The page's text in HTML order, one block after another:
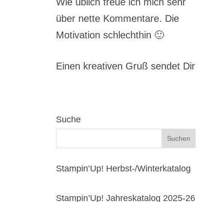
über nette Kommentare. Die
Motivation schlechthin 🙂
Einen kreativen Gruß sendet Dir
Suche
Stampin’Up! Herbst-/Winterkatalog
Stampin’Up! Jahreskatalog 2025-26